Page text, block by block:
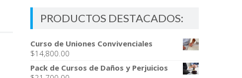
PRODUCTOS DESTACADOS:
Curso de Uniones Convivenciales
$14,800.00
Pack de Cursos de Daños y Perjuicios